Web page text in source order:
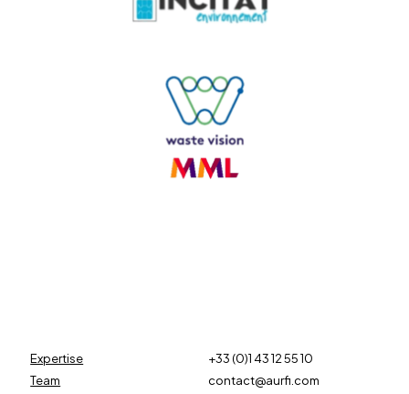
Expertise
Team
+33 (0)1 43 12 55 10
contact@aurfi.com